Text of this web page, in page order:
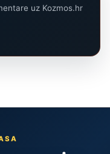
uz Kozmos.hr